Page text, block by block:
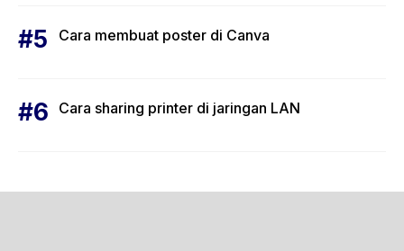
Cara membuat poster di Canva
Cara sharing printer di jaringan LAN